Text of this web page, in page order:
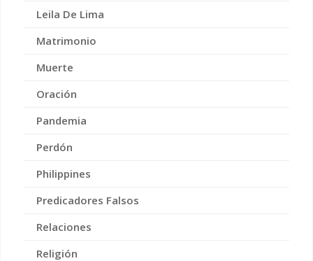
Leila De Lima
Matrimonio
Muerte
Oración
Pandemia
Perdón
Philippines
Predicadores Falsos
Relaciones
Religión